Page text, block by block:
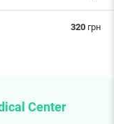
320 грн
Center